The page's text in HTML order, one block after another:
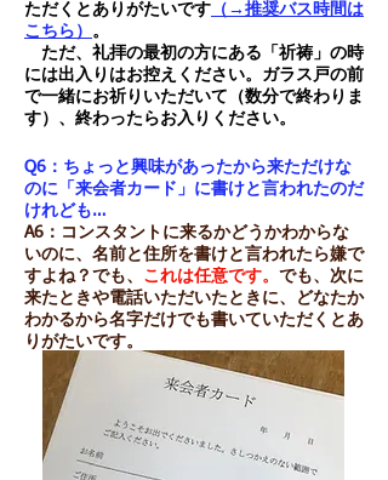
ただくとありがたいです （→推奨バス時間は
こちら） 。
ただ、礼拝の最初の方にある「祈祷」の時
には出入りはお控えください。ガラス戸の前
で一緒にお祈りいただいて（数分で終わりま
す）、終わったらお入りください。
Q6：ちょっと興味があったから来ただけな
のに「来会者カード」に書けと言われたのだ
けれども…
​A6：コンスタントに来るかどうかわからな
いのに、名前と住所を書けと言われたら嫌で
すよね？でも、 これは任意です。 でも、次に
来たときや電話いただいたときに、どなたか
わかるから名字だけでも書いていただくとあ
りがたいです。